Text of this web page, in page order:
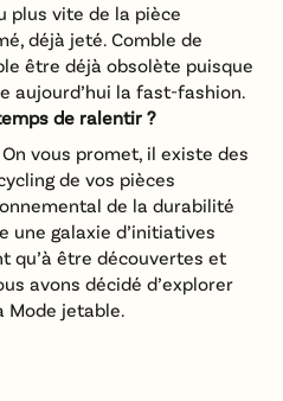
plus vite de la pièce
déjà jeté. Comble de
être déjà obsolète puisque
aujourd’hui la fast-fashion.
de ralentir ?
vous promet, il existe des
de vos pièces
de la durabilité
une galaxie d’initiatives
qu’à être découvertes et
avons décidé d’explorer
Mode jetable.